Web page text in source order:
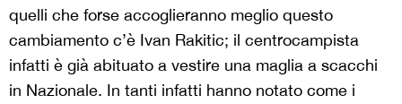
quelli che forse accoglieranno meglio questo
cambiamento c’è Ivan Rakitic; il centrocampista
infatti è già abituato a vestire una maglia a scacchi
in Nazionale. In tanti infatti hanno notato come i